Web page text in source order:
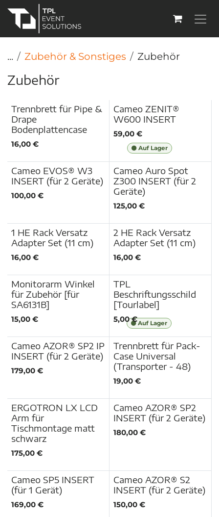
Zum Inhalt springen
... Zubehör & Sonstiges Zubehör
Zubehör
Neu!
Trennbrett für Pipe &
Drape
Bodenplattencase
16,00 € Auf Lager
Neu!
Cameo ZENIT®
W600 INSERT
59,00€
Neu!
Cameo EVOS® W3
INSERT (für 2 Geräte)
100,00 €
Neu!
Cameo Auro Spot
Z300 INSERT (für 2
Geräte)
125,00€
1 HE Rack Versatz
Adapter Set (11 cm)
16,00 €
2 HE Rack Versatz
Adapter Set (11 cm)
16,00€
Monitorarm Winkel
für Zubehör [für
SA6131B]
15,00 € Auf Lager
TPL
Beschriftungsschild
[Tourlabel]
5,00€
Cameo AZOR® SP2 IP
INSERT (für 2 Geräte)
179,00 €
Trennbrett für Pack-
Case Universal
(Transporter - 48)
19,00€
ERGOTRON LX LCD
Arm für
Tischmontage matt
schwarz
175,00 €
Cameo AZOR® SP2
INSERT (für 2 Geräte)
180,00€
Cameo SP5 INSERT
(für 1 Gerät)
169,00 €
Cameo AZOR® S2
INSERT (für 2 Geräte)
150,00€